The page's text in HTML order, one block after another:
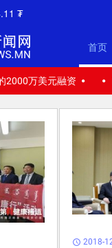
₮
首页
2000万美元融资
schedule 2018-